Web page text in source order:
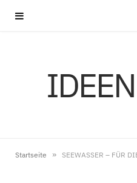
Startseite » SEEWASSER – FÜR